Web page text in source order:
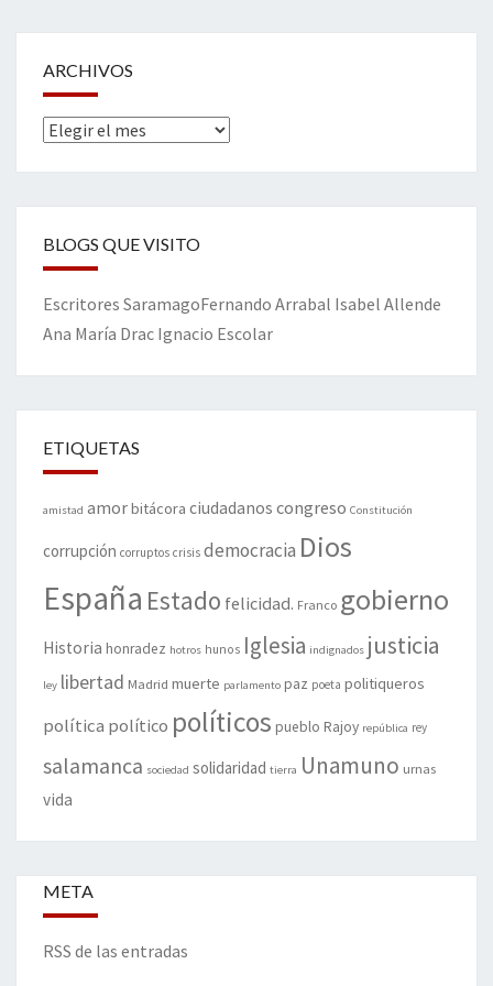
ARCHIVOS
Archivos
BLOGS QUE VISITO
Escritores SaramagoFernando Arrabal Isabel Allende
Ana María Drac Ignacio Escolar
ETIQUETAS
amistad amorbitácora ciudadanos congreso Constitución
corrupción corruptos crisis democracia Dios
España Estado felicidad. Franco gobierno
Historia honradez hotros hunos Iglesia indignados justicia
ley libertad Madrid muerte parlamento paz poeta politiqueros
política político políticos pueblo Rajoy república rey
salamanca sociedad solidaridad tierra Unamuno urnas
vida
META
RSS de las entradas